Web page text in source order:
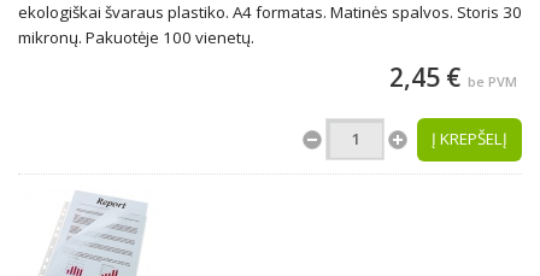
ekologiškai švaraus plastiko. A4 formatas. Matinės spalvos. Storis 30
mikronų. Pakuotėje 100 vienetų.
2,45 € be PVM
Į KREPŠELĮ